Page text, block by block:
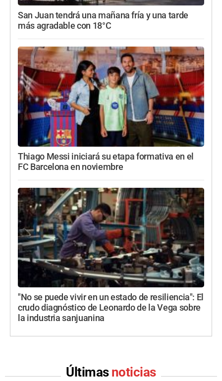
San Juan tendrá una mañana fría y una tarde
más agradable con 18°C
Thiago Messi iniciará su etapa formativa en el
FC Barcelona en noviembre
"No se puede vivir en un estado de resiliencia": El
crudo diagnóstico de Leonardo de la Vega sobre
la industria sanjuanina
Últimas noticias